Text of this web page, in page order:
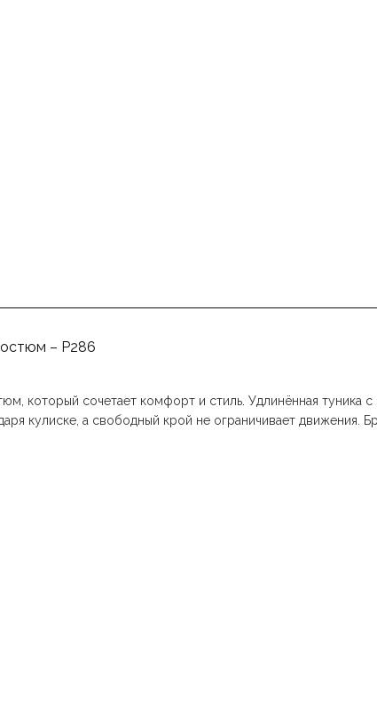
– P286
который сочетает комфорт и стиль. Удлинённая туника с
кулиске, а свободный крой не ограничивает движения.